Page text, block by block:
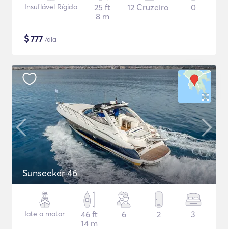
Insuflável Rígido
25 ft
8 m
12 Cruzeiro 0
$777 /dia
Sunseeker 46
Iate a motor
46 ft
14 m
6 2 3